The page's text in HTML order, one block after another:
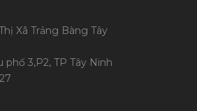
Xã Trảng Bàng Tây
3,P2, TP Tây Ninh